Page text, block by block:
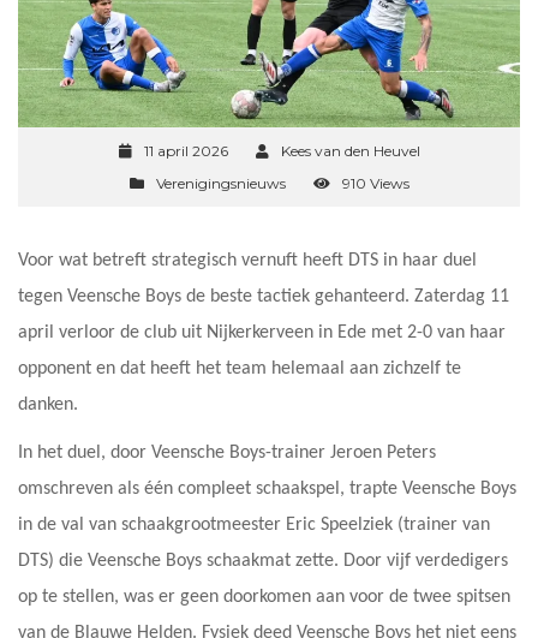
11 april 2026
Kees van den Heuvel
Verenigingsnieuws
910 Views
Voor wat betreft strategisch vernuft heeft DTS in haar duel
tegen Veensche Boys de beste tactiek gehanteerd. Zaterdag 11
april verloor de club uit Nijkerkerveen in Ede met 2-0 van haar
opponent en dat heeft het team helemaal aan zichzelf te
danken.
In het duel, door Veensche Boys-trainer Jeroen Peters
omschreven als één compleet schaakspel, trapte Veensche Boys
in de val van schaakgrootmeester Eric Speelziek (trainer van
DTS) die Veensche Boys schaakmat zette. Door vijf verdedigers
op te stellen, was er geen doorkomen aan voor de twee spitsen
van de Blauwe Helden. Fysiek deed Veensche Boys het niet eens